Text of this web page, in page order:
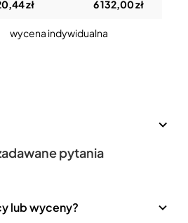
zł 6 132,00 zł
wycena indywidualna
pytania
lub wyceny?